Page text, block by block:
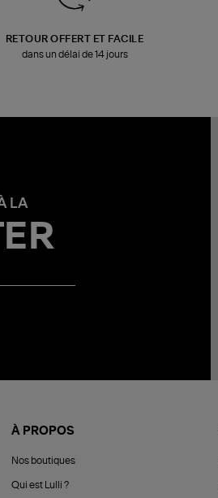
RETOUR OFFERT ET FACILE
dans un délai de 14 jours
LA
À PROPOS
Nos boutiques
Qui est Lulli ?